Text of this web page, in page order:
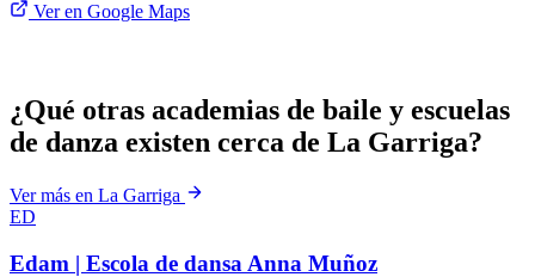
Ver en Google Maps
¿Qué otras academias de baile y escuelas
de danza existen cerca de La Garriga?
Ver más en La Garriga
ED
Edam | Escola de dansa Anna Muñoz